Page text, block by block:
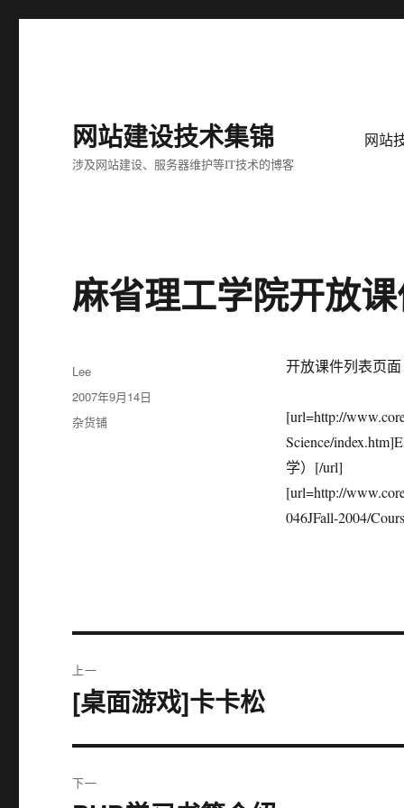
网站建设技术集锦
涉及网站建设、服务器维护等IT技术的博客
网站
麻省理工学院开放
开放课件列表页面
[url=http://
Science/
学）[/url]
[url=http://
046JFall-2004/
作
者
Lee
发
布
于
2007年9月14日
分
杂货铺
章
上一
上
篇
文
章：
[桌面游戏]卡卡松
下一